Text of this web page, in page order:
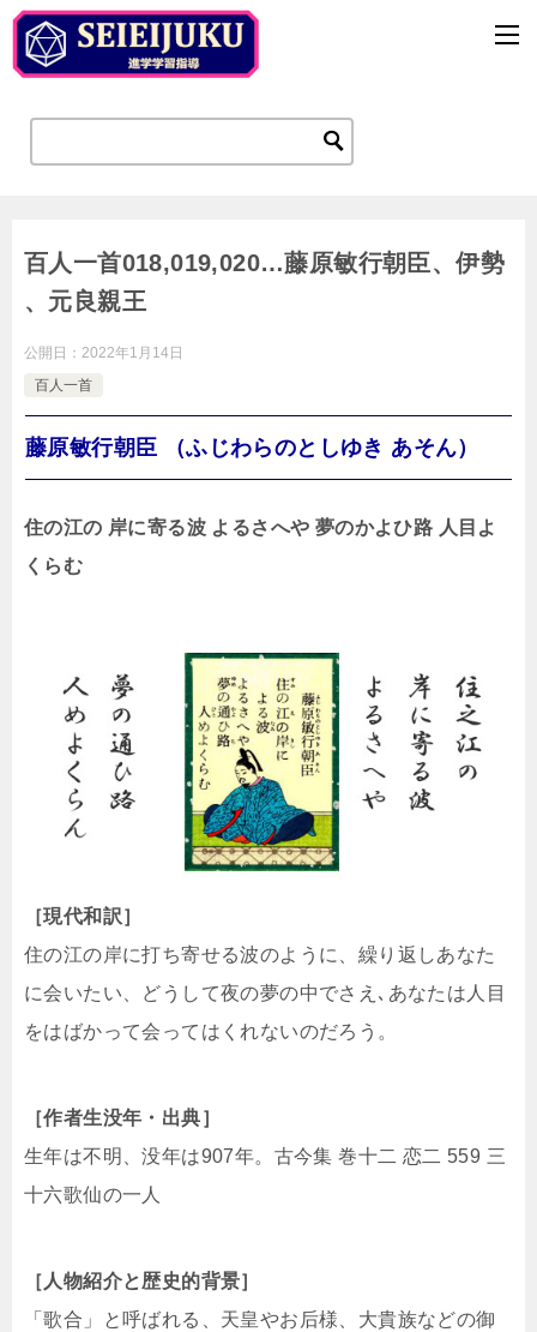
百人一首018,019,020…藤原敏行朝臣、伊勢
、元良親王
公開日： 2022年1月14日
百人一首
藤原敏行朝臣 （ふじわらのとしゆき あそん）
住の江の 岸に寄る波 よるさへや 夢のかよひ路 人目よ
くらむ
［現代和訳］
住の江の岸に打ち寄せる波のように、繰り返しあなた
に会いたい、どうして夜の夢の中でさえ､あなたは人目
をはばかって会ってはくれないのだろう。
［作者生没年・出典］
生年は不明、没年は907年。古今集 巻十二 恋二 559 三
十六歌仙の一人
［人物紹介と歴史的背景］
「歌合」と呼ばれる、天皇やお后様、大貴族などの御